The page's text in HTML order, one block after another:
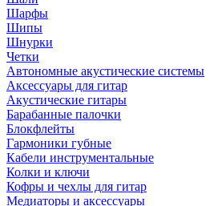
Шарфы
Шипы
Шнурки
Четки
Автономные акустические системы
Аксессуары для гитар
Акустические гитары
Барабанные палочки
Блокфлейты
Гармоники губные
Кабели инструментальные
Колки и ключи
Кофры и чехлы для гитар
Медиаторы и аксессуары